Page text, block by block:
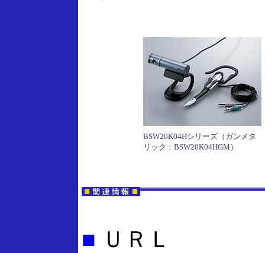
BSW20K04Hシリーズ（ガンメタ
リック：BSW20K04HGM）
■ ＵＲＬ